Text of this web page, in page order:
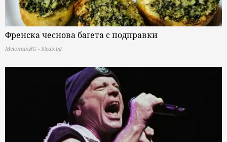
Френска чеснова багета с подправки
MelomanBG - Sled5.bg